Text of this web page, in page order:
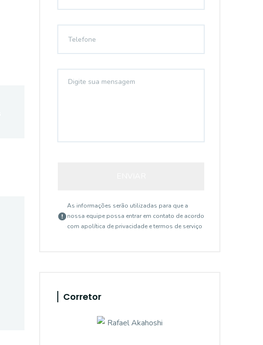
As informações serão utilizadas para que a
nossa equipe possa entrar em contato de acordo
com apolítica de privacidade e termos de serviço
Corretor